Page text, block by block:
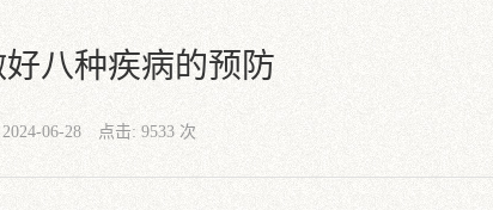
八种疾病的预防
06-28 点击: 9533 次